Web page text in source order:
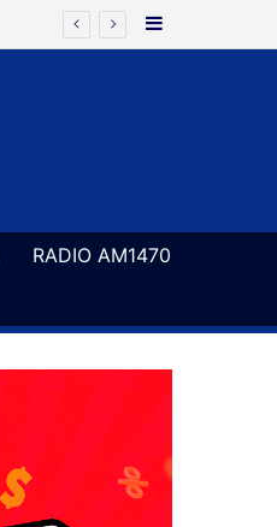
Barra Lateral
RADIO AM1470